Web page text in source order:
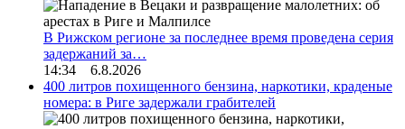
В Рижском регионе за последнее время проведена серия
задержаний за…
14:34 6.8.2026
400 литров похищенного бензина, наркотики, краденые
номера: в Риге задержали грабителей